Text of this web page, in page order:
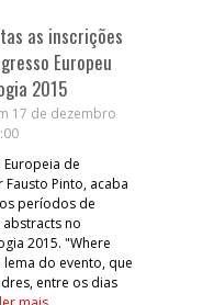
as inscrições
Europeu
2015
17 de dezembro
Europeia de
Pinto, acaba
períodos de
no
2015. "Where
do evento, que
entre os dias